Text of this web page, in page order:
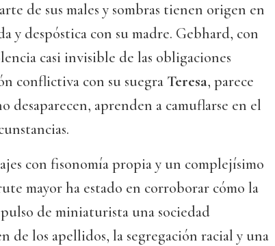
de sus males y sombras tienen origen en
y despóstica con su madre. Gebhard, con
casi invisible de las obligaciones
conflictiva con su suegra Teresa, parece
desaparecen, aprenden a camuflarse en el
con fisonomía propia y un complejísimo
mayor ha estado en corroborar cómo la
de miniaturista una sociedad
de los apellidos, la segregación racial y una